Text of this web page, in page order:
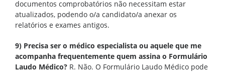
documentos comprobatórios não necessitam estar
atualizados, podendo o/a candidato/a anexar os
relatórios e exames antigos.
9) Precisa ser o médico especialista ou aquele que me
acompanha frequentemente quem assina o Formulário
Laudo Médico? R. Não. O Formulário Laudo Médico pode